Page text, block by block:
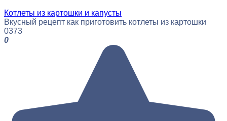
Котлеты из картошки и капусты
Вкусный рецепт как приготовить котлеты из картошки
0373
0